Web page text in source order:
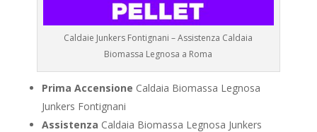
Caldaie Junkers Fontignani – Assistenza Caldaia
Biomassa Legnosa a Roma
Prima Accensione Caldaia Biomassa Legnosa
Junkers Fontignani
Assistenza Caldaia Biomassa Legnosa Junkers